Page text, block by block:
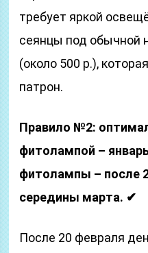
требует яркой
сеянцы под обычной
(около 500 р.),
патрон.
Правило №2:
фитолампой –
фитолампы – после
середины марта. ✔
После 20 февраля